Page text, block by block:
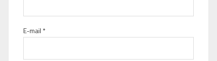
E-mail *